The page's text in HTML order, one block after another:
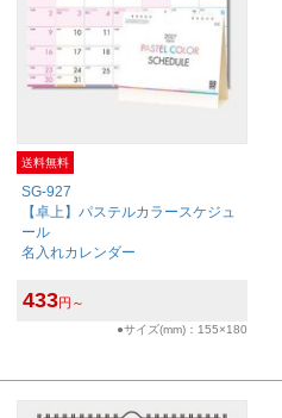
送料無料
SG-927
【卓上】パステルカラースケジュ
ール
名入れカレンダー
433円～
●サイズ(mm)：155×180